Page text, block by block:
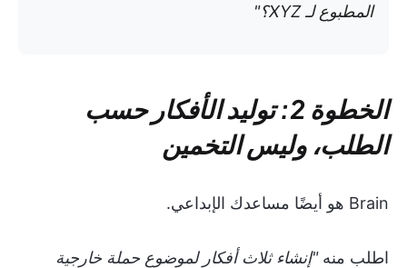
المطبوع لـ XYZ؟"
الخطوة 2: توليد الأفكار حسب
الطلب، وليس التخمين
Brain هو أيضًا مساعدك الإبداعي.
اطلب منه"إنشاء ثلاث أفكار لموضوع حملة خارجية